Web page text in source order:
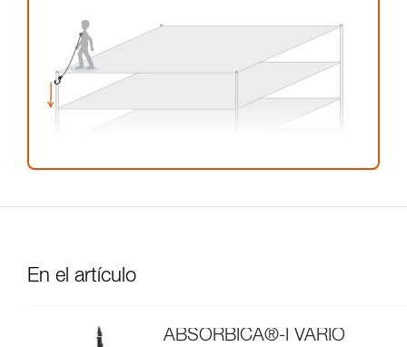
En el artículo
ABSORBICA®-I VARIO